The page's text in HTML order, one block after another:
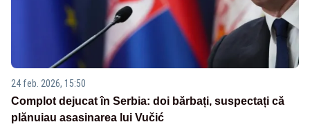
24 feb. 2026, 15:50
Complot dejucat în Serbia: doi bărbați, suspectați că
plănuiau asasinarea lui Vučić